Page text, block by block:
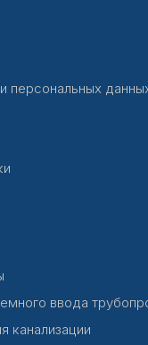
персональных
ввода
канализации